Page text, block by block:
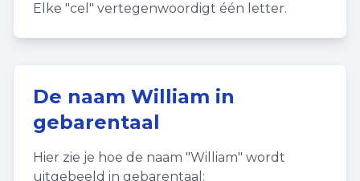
Elke "cel" vertegenwoordigt één letter.
De naam William in
gebarentaal
Hier zie je hoe de naam "William" wordt
uitgebeeld in gebarentaal: